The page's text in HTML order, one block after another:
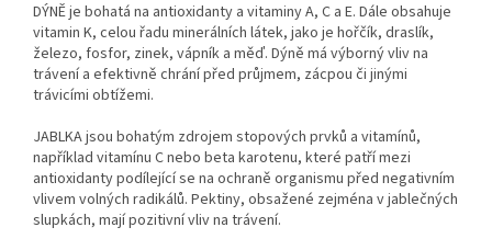
DÝNĚ je bohatá na antioxidanty a vitaminy A, C a E. Dále obsahuje
vitamin K, celou řadu minerálních látek, jako je hořčík, draslík,
železo, fosfor, zinek, vápník a měď. Dýně má výborný vliv na
trávení a efektivně chrání před průjmem, zácpou či jinými
trávicími obtížemi.
JABLKA jsou bohatým zdrojem stopových prvků a vitamínů,
například vitamínu C nebo beta karotenu, které patří mezi
antioxidanty podílející se na ochraně organismu před negativním
vlivem volných radikálů. Pektiny, obsažené zejména v jablečných
slupkách, mají pozitivní vliv na trávení.